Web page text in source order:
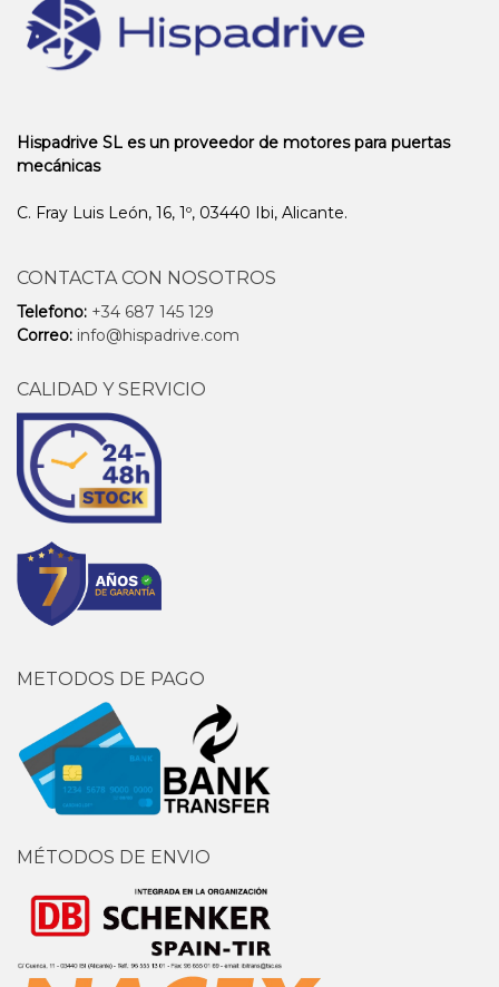
Hispadrive SL es un proveedor de motores para puertas
mecánicas
C. Fray Luis León, 16, 1º, 03440 Ibi, Alicante.
CONTACTA CON NOSOTROS
Telefono: +34 687 145 129
Correo: info@hispadrive.com
CALIDAD Y SERVICIO
METODOS DE PAGO
MÉTODOS DE ENVIO